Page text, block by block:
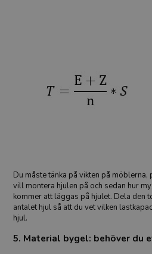
Du måste tänka på vikten på
vill montera hjulen på och sedan hur
kommer att läggas på hjulet. Dela den
antalet hjul så att du vet vilken
hjul.
5. Material bygel: behöver